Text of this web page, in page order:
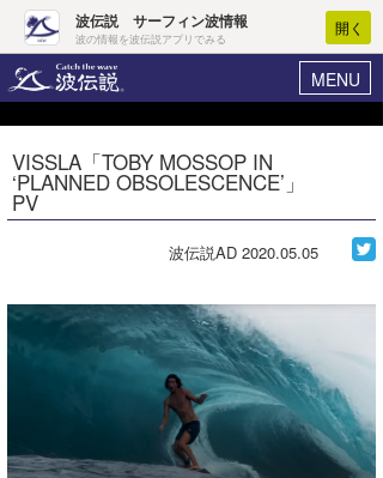
波伝説 サーフィン波情報
波の情報を波伝説アプリでみる
開く
MENU
ヘルプ マイホーム
ログイン
WAVE HUNTER波予想ツール
サーフィンエリアガイド
VISSLA「TOBY MOSSOP IN
‘PLANNED OBSOLESCENCE’」
PV
波伝説AD 2020.05.05
Core Surf Japan
ファッション/グッズ
アート＆エンタメ
ショップ情報